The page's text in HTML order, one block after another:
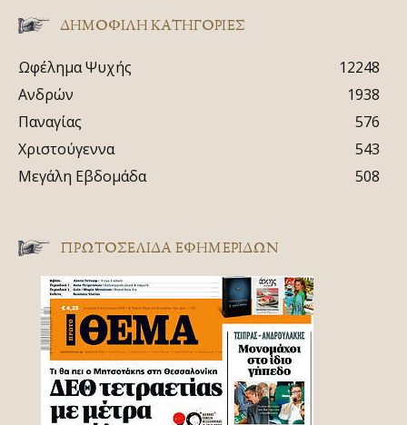
ΔΗΜΟΦΙΛΗ ΚΑΤΗΓΟΡΙΕΣ
Ωφέλημα Ψυχής
12248
Ανδρών
1938
Παναγίας
576
Χριστούγεννα
543
Μεγάλη Εβδομάδα
508
ΠΡΩΤΟΣΈΛΙΔΑ ΕΦΗΜΕΡΊΔΩΝ